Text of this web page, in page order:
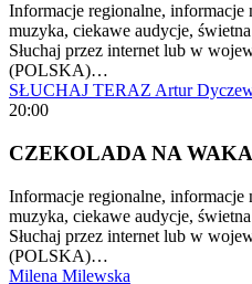
Informacje regionalne, informacje
muzyka, ciekawe audycje,
Słuchaj przez internet lub w
(POLSKA)…
SŁUCHAJ TERAZ Artur
20:00
CZEKOLADA NA
Informacje regionalne, informacje
muzyka, ciekawe audycje,
Słuchaj przez internet lub w
(POLSKA)…
Milena Milewska